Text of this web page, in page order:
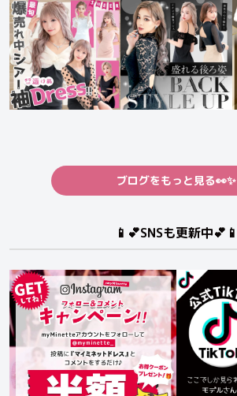
ブログをもっと見る👀✨
📱💕SNSも更新中💕📱